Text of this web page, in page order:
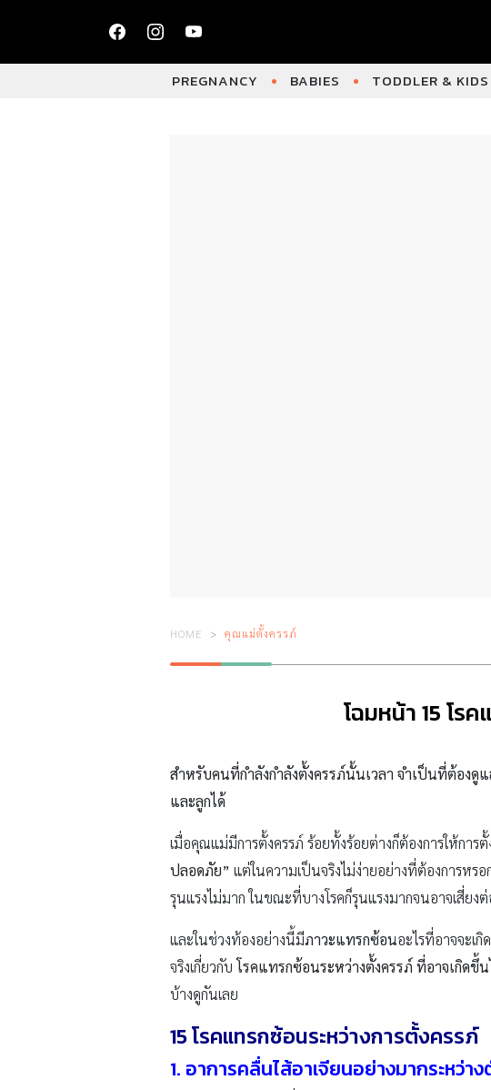
PREGNANCY BABIES TODDLER & KIDS
HOME คุณแม่ตั้งครรภ์
โฉมหน้า 15 โร
สำหรับคนที่กำลังกำลังตั้งครรภ์นั้นเวลา จำเป็นที่ต้องดู
และลูกได้
เมื่อคุณแม่มีการตั้งครรภ์ ร้อยทั้งร้อยต่างก็ต้องการให้การตั้
ปลอดภัย” แต่ในความเป็นจริงไม่ง่ายอย่างที่ต้องการห
รุนแรงไม่มาก ในขณะที่บางโรคก็รุนแรงมากจนอาจเสี่ยง
และในช่วงท้องอย่างนี้มีภาวะแทรกซ้อนอะไรที่อาจจะเ
จริงเกี่ยวกับ โรคแทรกซ้อนระหว่างตั้งครรภ์ ที่อาจเกิดขึ้
บ้างดูกันเลย
15 โรคแทรกซ้อนระหว่างการตั้งครรภ์
1. อาการคลื่นไส้อาเจียนอย่างมากระหว่า